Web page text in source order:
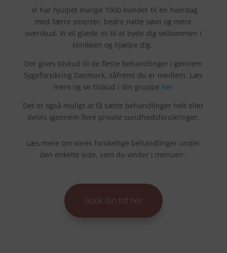
Vi har hjulpet mange 1000 kvinder til en hverdag
med færre smerter, bedre natte søvn og mere
overskud. Vi vil glæde os til at byde dig velkommen i
klinikken og hjælpe dig.
Der gives tilskud til de fleste behandlinger i gennem
Sygeforsikring Danmark, såfremt du er medlem. Læs
mere og se tilskud i din gruppe her
Det er også muligt at få sætte behandlinger helt eller
delvis igennem flere private sundhedsforsikringer.
Læs mere om vores forskellige behandlinger under
den enkelte side, som du vinder i menuen.
Book din tid her